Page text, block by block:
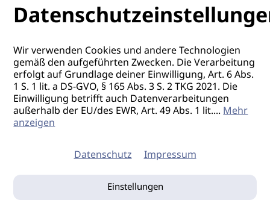
Wir verwenden Cookies und andere Technologien
gemäß den aufgeführten Zwecken. Die Verarbeitung
erfolgt auf Grundlage deiner Einwilligung, Art. 6 Abs.
1 S. 1 lit. a DS-GVO, § 165 Abs. 3 S. 2 TKG 2021. Die
Einwilligung betrifft auch Datenverarbeitungen
außerhalb der EU/des EWR, Art. 49 Abs. 1 lit....Mehr
anzeigen
Datenschutz Impressum
Einstellungen